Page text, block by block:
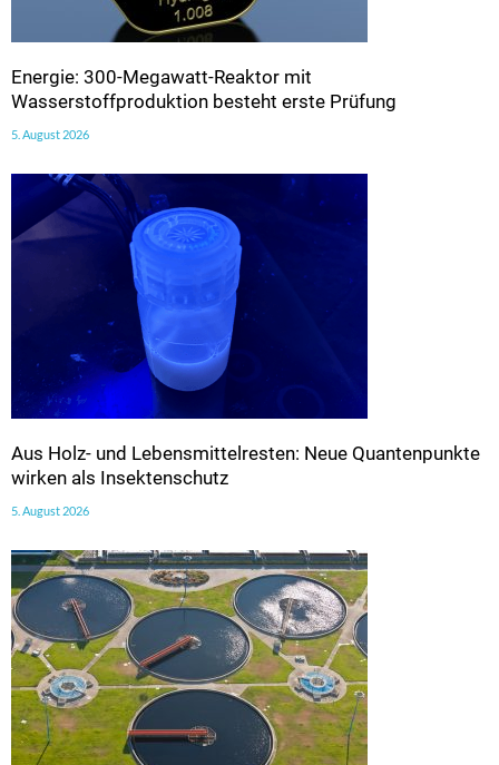
Energie: 300-Megawatt-Reaktor mit
Wasserstoffproduktion besteht erste Prüfung
5. August 2026
Aus Holz- und Lebensmittelresten: Neue Quantenpunkte
wirken als Insektenschutz
5. August 2026